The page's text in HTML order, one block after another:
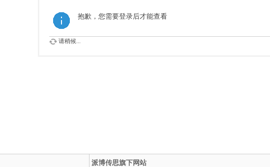
抱歉，您需要登录后才能查看
请稍候...
派博传思旗下网站